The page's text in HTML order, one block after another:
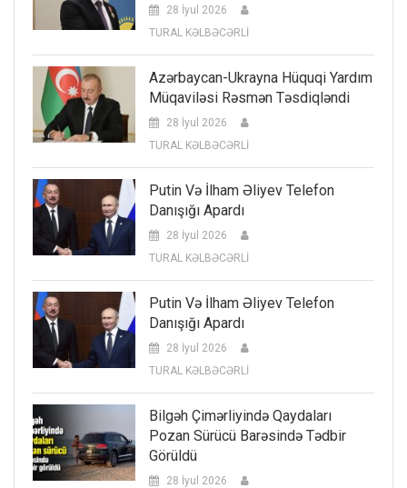
28 İyul 2026
TURAL KƏLBƏCƏRLİ
Azərbaycan-Ukrayna Hüquqi Yardım
Müqaviləsi Rəsmən Təsdiqləndi
28 İyul 2026
TURAL KƏLBƏCƏRLİ
Putin Və İlham Əliyev Telefon
Danışığı Apardı
28 İyul 2026
TURAL KƏLBƏCƏRLİ
Putin Və İlham Əliyev Telefon
Danışığı Apardı
28 İyul 2026
TURAL KƏLBƏCƏRLİ
Bilgəh Çimərliyində Qaydaları
Pozan Sürücü Barəsində Tədbir
Görüldü
28 İyul 2026